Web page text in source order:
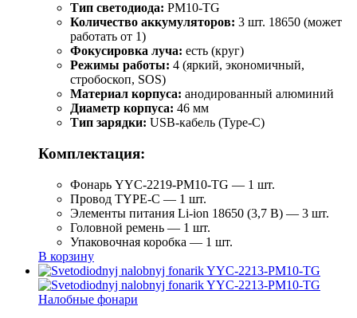
Тип светодиода: PM10-TG
Количество аккумуляторов: 3 шт. 18650 (может
работать от 1)
Фокусировка луча: есть (круг)
Режимы работы: 4 (яркий, экономичный,
стробоскоп, SOS)
Материал корпуса: анодированный алюминий
Диаметр корпуса: 46 мм
Тип зарядки: USB-кабель (Type-C)
Комплектация:
Фонарь YYC-2219-PM10-TG — 1 шт.
Провод TYPE-C — 1 шт.
Элементы питания Li-ion 18650 (3,7 В) — 3 шт.
Головной ремень — 1 шт.
Упаковочная коробка — 1 шт.
В корзину
Налобные фонари